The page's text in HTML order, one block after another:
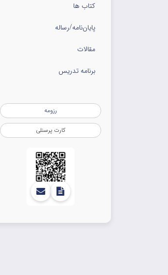
کتاب ها
پایان‌نامه‌/رساله
مقالات
برنامه تدریس
رزومه
کارت پرسنلی